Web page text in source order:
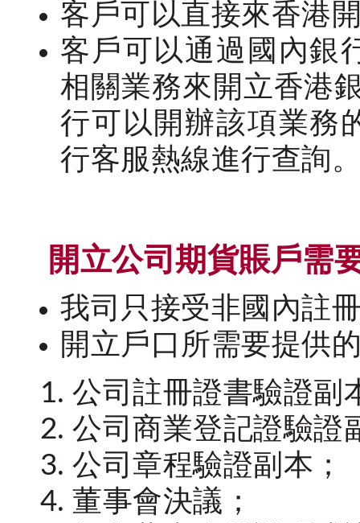
客戶可以直接來香港
客戶可以通過國內銀
相關業務來開立香港
行可以開辦該項業務
行客服熱線進行查詢
開立公司期貨賬戶需
我司只接受非國內註
開立戶口所需要提供
公司註冊證書驗證副
公司商業登記證驗證
公司章程驗證副本；
董事會決議；